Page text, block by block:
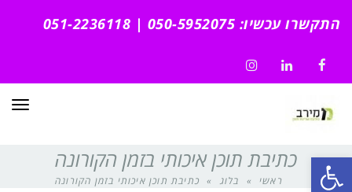
פתח סרגל נגישות
התקשרו עכשיו: 050-5952075 | 051-2236118
Facebook
LinkedIn
Instagram
כתיבת תוכן איכותי בזמן הקורונה
ראשי » בלוג » כתיבת תוכן איכותי בזמן הקורונה